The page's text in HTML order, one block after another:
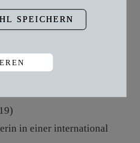
an der Freien
in einer international
SPEICHERN